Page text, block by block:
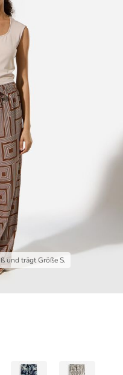
und trägt Größe S.